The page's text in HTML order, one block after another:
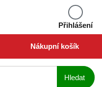
Přihlášení
Nákupní košík